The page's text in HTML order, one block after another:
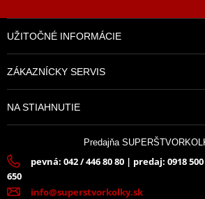
UŽITOČNÉ INFORMÁCIE
ZÁKAZNÍCKY SERVIS
NA STIAHNUTIE
Predajňa
pevná: 042 / 446 80 80 | predaj: 0918
650
info@superstvorkolky.sk